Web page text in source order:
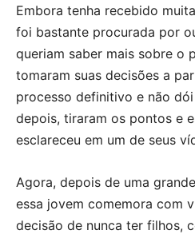
Embora tenha recebido
foi bastante procurada por
queriam saber mais sobre o
tomaram suas decisões a
processo definitivo e não
depois, tiraram os pontos e
esclareceu em um de seus
Agora, depois de uma
essa jovem comemora com
decisão de nunca ter filhos,